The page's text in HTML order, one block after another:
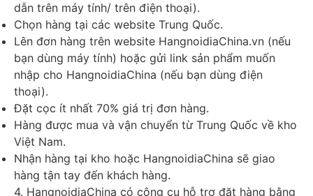
dẫn trên máy tính/ trên điện thoại).
Chọn hàng tại các website Trung Quốc.
Lên đơn hàng trên website HangnoidiaChina.vn (nếu
bạn dùng máy tính) hoặc gửi link sản phẩm muốn
nhập cho HangnoidiaChina (nếu bạn dùng điện
thoại).
Đặt cọc ít nhất 70% giá trị đơn hàng.
Hàng được mua và vận chuyển từ Trung Quốc về kho
Việt Nam.
Nhận hàng tại kho hoặc HangnoidiaChina sẽ giao
hàng tận tay đến khách hàng.
4. HangnoidiaChina có công cụ hỗ trợ đặt hàng bằng